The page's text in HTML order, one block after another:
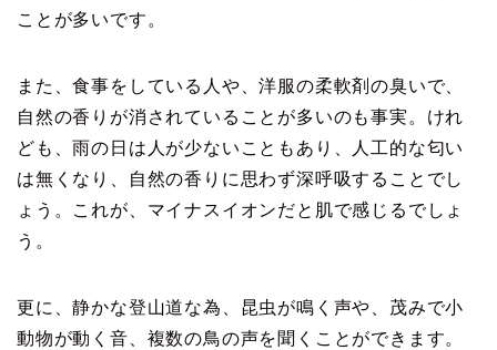
ことが多いです。
また、食事をしている人や、洋服の柔軟剤の臭いで、
自然の香りが消されていることが多いのも事実。けれ
ども、雨の日は人が少ないこともあり、人工的な匂い
は無くなり、自然の香りに思わず深呼吸することでし
ょう。これが、マイナスイオンだと肌で感じるでしょ
う。
更に、静かな登山道な為、昆虫が鳴く声や、茂みで小
動物が動く音、複数の鳥の声を聞くことができます。